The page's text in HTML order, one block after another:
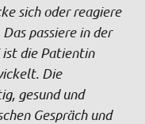
sich oder reagiere
passiere in der
ist die Patientin
Die
gesund und
Gespräch und